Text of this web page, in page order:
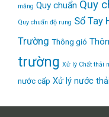
măng Quy chuẩn Quy
Quy chuẩn độ rung Sổ Tay
Trường Thông gió
trường Xử lý Chất thải
nước cấp Xử lý nước thải